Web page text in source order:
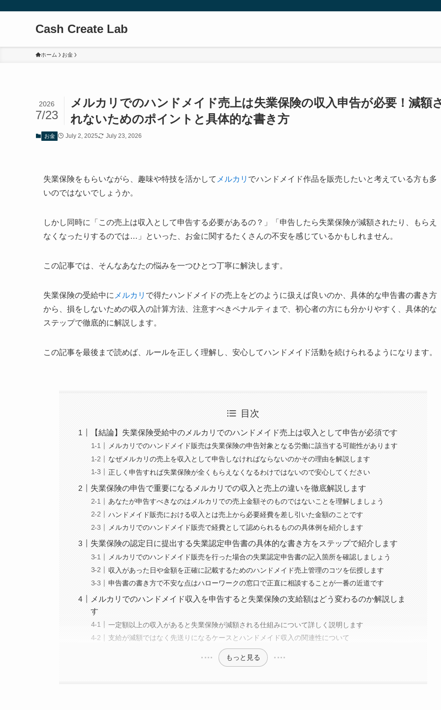
Cash Create Lab
ホーム お金
メルカリでのハンドメイド売上は失業保険の収入申告が必要！減額
れないためのポイントと具体的な書き方
2026
7/23
お金 July 2, 2025 July 23, 2026
失業保険をもらいながら、趣味や特技を活かして メルカリ でハンドメイド作品を販売したいと考えている方も多
いのではないでしょうか。
しかし同時に「この売上は収入として申告する必要があるの？」「申告したら失業保険が減額されたり、もらえ
なくなったりするのでは…」といった、お金に関するたくさんの不安を感じているかもしれません。
この記事では、そんなあなたの悩みを一つひとつ丁寧に解決します。
失業保険の受給中に メルカリ で得たハンドメイドの売上をどのように扱えば良いのか、具体的な申告書の書き方
から、損をしないための収入の計算方法、注意すべきペナルティまで、初心者の方にも分かりやすく、具体的な
ステップで徹底的に解説します。
この記事を最後まで読めば、ルールを正しく理解し、安心してハンドメイド活動を続けられるようになります。
目次
【結論】失業保険受給中のメルカリでのハンドメイド売上は収入として申告が必須です
メルカリでのハンドメイド販売は失業保険の申告対象となる労働に該当する可能性があります
なぜメルカリの売上を収入として申告しなければならないのかその理由を解説します
正しく申告すれば失業保険が全くもらえなくなるわけではないので安心してください
失業保険の申告で重要になるメルカリでの収入と売上の違いを徹底解説します
あなたが申告すべきなのはメルカリでの売上金額そのものではないことを理解しましょう
ハンドメイド販売における収入とは売上から必要経費を差し引いた金額のことです
メルカリでのハンドメイド販売で経費として認められるものの具体例を紹介します
失業保険の認定日に提出する失業認定申告書の具体的な書き方をステップで紹介します
メルカリでのハンドメイド販売を行った場合の失業認定申告書の記入箇所を確認しましょう
収入があった日や金額を正確に記載するためのハンドメイド売上管理のコツを伝授します
申告書の書き方で不安な点はハローワークの窓口で正直に相談することが一番の近道です
メルカリでのハンドメイド収入を申告すると失業保険の支給額はどう変わるのか解説しま
す
一定額以上の収入があると失業保険が減額される仕組みについて詳しく説明します
支給が減額ではなく先送りになるケースとハンドメイド収入の関連性について
もっと見る